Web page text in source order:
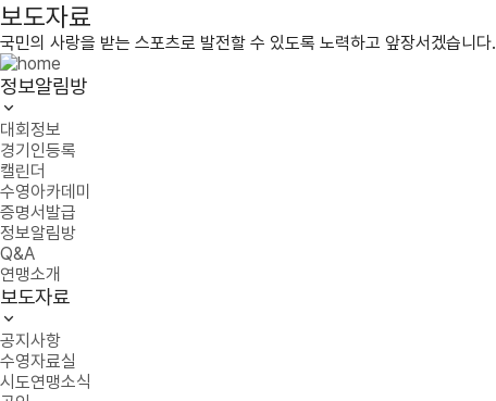
보도자료
국민의 사랑을 받는 스포츠로 발전할 수 있도록 노력하고 앞장서겠습니다.
정보알림방
대회정보
경기인등록
캘린더
수영아카데미
증명서발급
정보알림방
Q&A
연맹소개
보도자료
공지사항
수영자료실
시도연맹소식